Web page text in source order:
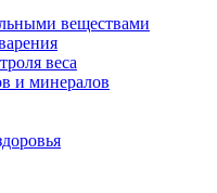
веществами
веса
и минералов